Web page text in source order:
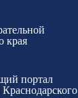
края
портал